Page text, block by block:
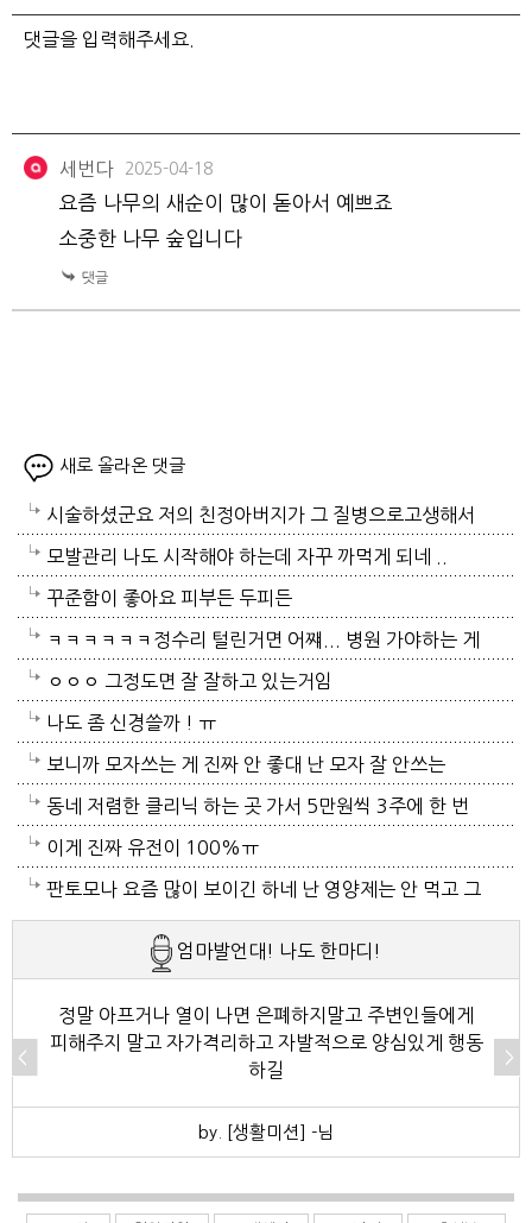
세번다 2025-04-18
요즘 나무의 새순이 많이 돋아서 예쁘죠
소중한 나무 숲입니다
새로 올라온 댓글
시술하셨군요 저의 친정아버지가 그 질병으로고생해서
저도 좀 압니다 남자들이 나이먹음 잘 걸리는병이죠 여
자들이 방광염에 자주 걸리듯이 그병도 재발이 잦은편
이여서 조심하셔야 할거에요 남편분 술 좋아하시나요
보통 술많이 드시는분이 오는 질병인데 저의 아버지가
술고래였거든요
모발관리 나도 시작해야 하는데 자꾸 까먹게 되네 ..
꾸준함이 좋아요 피부든 두피든
ㅋㅋㅋㅋㅋㅋ정수리 털린거면 어쨰... 병원 가야하는 게
아닌지..
ㅇㅇㅇ 그정도면 잘 잘하고 있는거임
나도 좀 신경쓸까 ! ㅠ
보니까 모자쓰는 게 진짜 안 좋대 난 모자 잘 안쓰는
중... 캡모자 특히
동네 저렴한 클리닉 하는 곳 가서 5만원씩 3주에 한 번
씩 가는것도 좋아~~
이게 진짜 유전이 100%ㅠ
판토모나 요즘 많이 보이긴 하네 난 영양제는 안 먹고 그
냥 샴푸만 좋은 거 쓰는데 에반가
엄마발언대! 나도 한마디!
정말 아프거나 열이 나면 은폐하지말고 주변인들에게
피해주지 말고 자가격리하고 자발적으로 양심있게 행동
하길
by. [생활미션] -님